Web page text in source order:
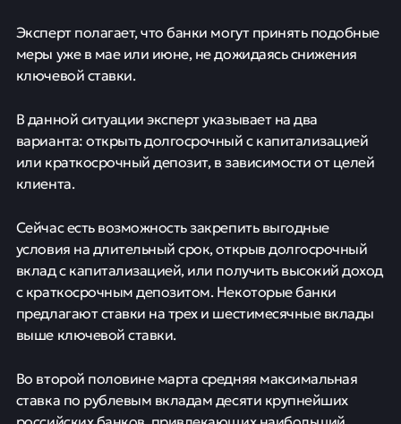
Эксперт полагает, что банки могут принять подобные
меры уже в мае или июне, не дожидаясь снижения
ключевой ставки.
В данной ситуации эксперт указывает на два
варианта: открыть долгосрочный с капитализацией
или краткосрочный депозит, в зависимости от целей
клиента.
Сейчас есть возможность закрепить выгодные
условия на длительный срок, открыв долгосрочный
вклад с капитализацией, или получить высокий доход
с краткосрочным депозитом. Некоторые банки
предлагают ставки на трех и шестимесячные вклады
выше ключевой ставки.
Во второй половине марта средняя максимальная
ставка по рублевым вкладам десяти крупнейших